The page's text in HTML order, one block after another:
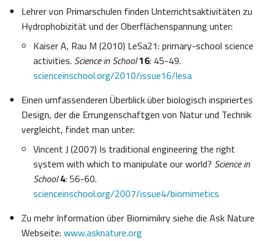
Lehrer von Primarschulen finden Unterrichtsaktivitäten zu
Hydrophobizität und der Oberflächenspannung unter:
Kaiser A, Rau M (2010) LeSa21: primary-school science
activities. Science in School16: 45-49.
scienceinschool.org/2010/issue16/lesa
Einen umfassenderen Überblick über biologisch inspiriertes
Design, der die Errungenschaftgen von Natur und Technik
vergleicht, findet man unter:
Vincent J (2007) Is traditional engineering the right
system with which to manipulate our world? Science in
School 4: 56-60.
scienceinschool.org/2007/issue4/biomimetics
Zu mehr Information über Biomimikry siehe die Ask Nature
Webseite: www.asknature.org